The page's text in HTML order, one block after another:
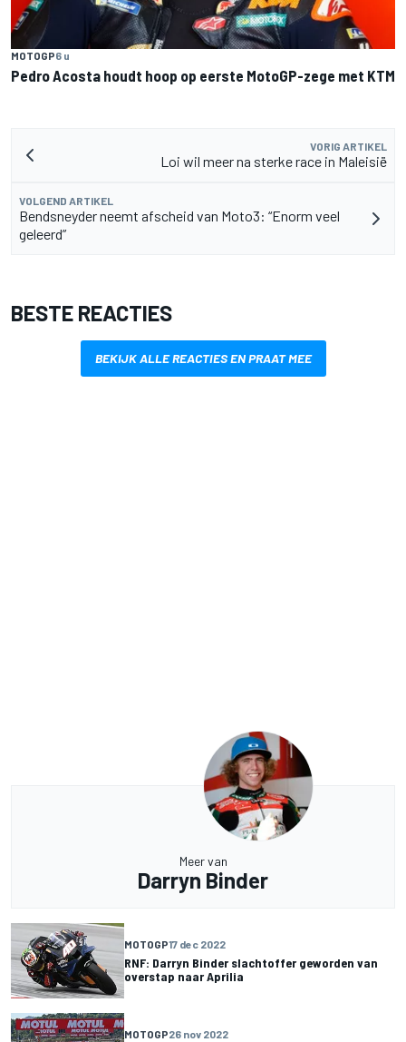
MOTOGP6 u
Pedro Acosta houdt hoop op eerste MotoGP-zege met KTM
VORIG ARTIKEL
Loi wil meer na sterke race in Maleisië
VOLGEND ARTIKEL
Bendsneyder neemt afscheid van Moto3: “Enorm veel
geleerd”
BESTE REACTIES
BEKIJK ALLE REACTIES EN PRAAT MEE
Meer van
Darryn Binder
MOTOGP17 dec 2022
RNF: Darryn Binder slachtoffer geworden van
overstap naar Aprilia
MOTOGP26 nov 2022